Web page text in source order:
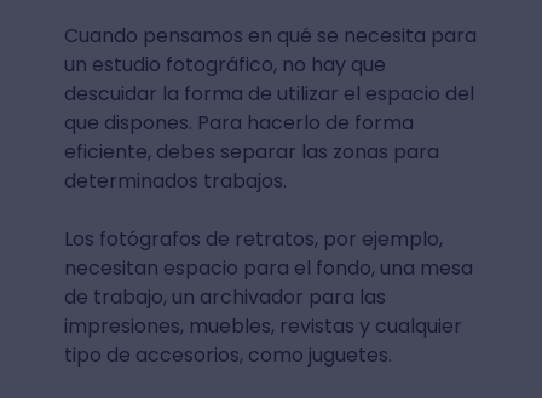
Cuando pensamos en qué se necesita para
un estudio fotográfico, no hay que
descuidar la forma de utilizar el espacio del
que dispones. Para hacerlo de forma
eficiente, debes separar las zonas para
determinados trabajos.
Los fotógrafos de retratos, por ejemplo,
necesitan espacio para el fondo, una mesa
de trabajo, un archivador para las
impresiones, muebles, revistas y cualquier
tipo de accesorios, como juguetes.